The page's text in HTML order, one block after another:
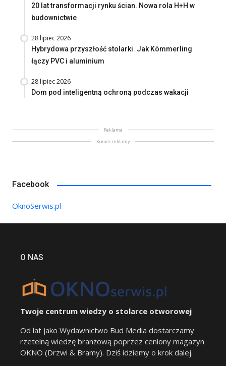
20 lat transformacji rynku ścian. Nowa rola H+H w
budownictwie
28 lipiec 2026
Hybrydowa przyszłość stolarki. Jak Kömmerling
łączy PVC i aluminium
28 lipiec 2026
Dom pod inteligentną ochroną podczas wakacji
Reklama
Koniec reklamy
Facebook
OknoSerwis.pl
O NAS
Twoje centrum wiedzy o stolarce otworowej
Od lat jako Wydawnictwo Bud Media dostarczamy
rzetelną wiedzę branżową poprzez ceniony magazyn
OKNO (Drzwi & Bramy). Dziś idziemy o krok dalej.